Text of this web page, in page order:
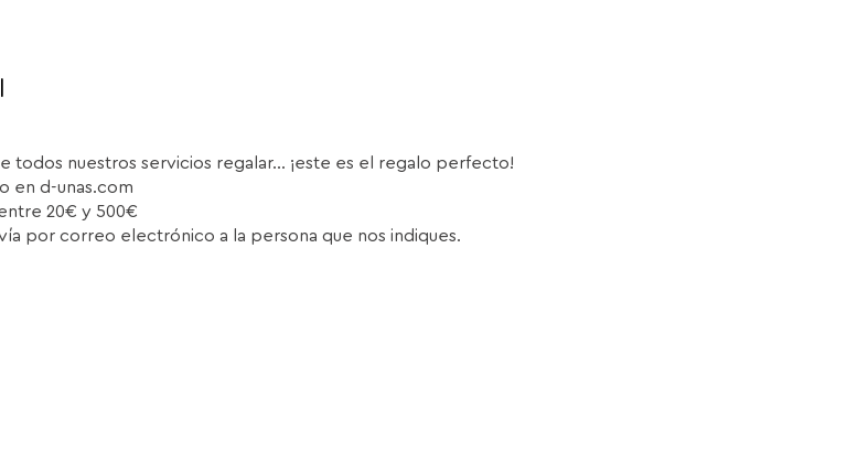
todos nuestros servicios regalar... ¡este es el regalo perfecto!
en d-unas.com
20€ y 500€
por correo electrónico a la persona que nos indiques.